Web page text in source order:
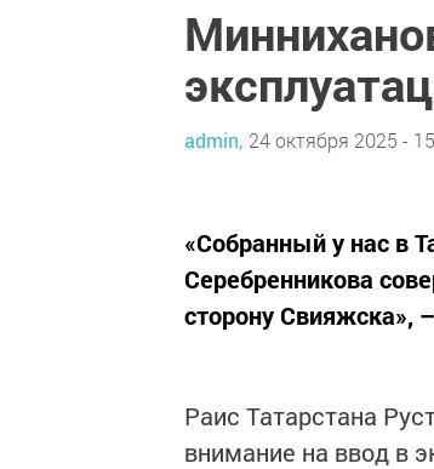
admin, 24 октября 2025 -
«Собранный у нас в
Серебренникова
сторону Свияжска»,
Раис Татарстана
внимание на ввод в